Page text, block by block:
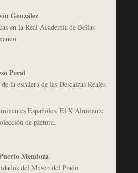
González
en la Real Academia de Bellas
Peral
la escalera de las Descalzas Reales
Españoles. El X Almirante
de pintura.
Mendoza
del Museo del Prado